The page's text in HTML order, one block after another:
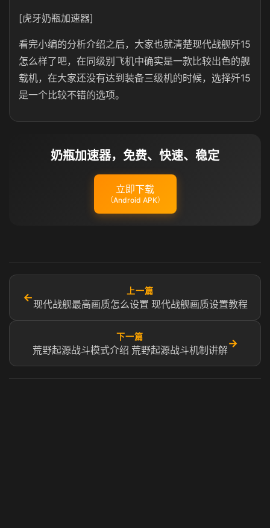
[虎牙奶瓶加速器]
看完小编的分析介绍之后，大家也就清楚现代战舰歼15
怎么样了吧，在同级别飞机中确实是一款比较出色的舰
载机，在大家还没有达到装备三级机的时候，选择歼15
是一个比较不错的选项。
奶瓶加速器，免费、快速、稳定
立即下载
（Android APK）
←
上一篇
现代战舰最高画质怎么设置 现代战舰画质设置教程
下一篇
荒野起源战斗模式介绍 荒野起源战斗机制讲解
→